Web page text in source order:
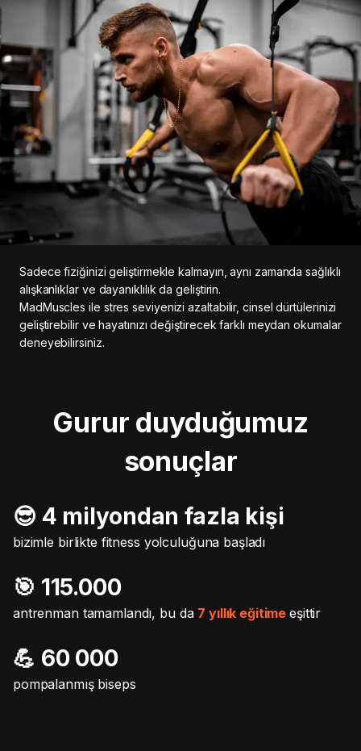
Sadece fiziğinizi geliştirmekle kalmayın, aynı zamanda sağlıklı
alışkanlıklar ve dayanıklılık da geliştirin.
MadMuscles ile stres seviyenizi azaltabilir, cinsel dürtülerinizi
geliştirebilir ve hayatınızı değiştirecek farklı meydan okumalar
deneyebilirsiniz.
Gurur duyduğumuz
sonuçlar
😎 4 milyondan fazla kişi
bizimle birlikte fitness yolculuğuna başladı
🎯️ 115.000
antrenman tamamlandı, bu da 7 yıllık eğitimeeşittir
💪 60 000
pompalanmış biseps